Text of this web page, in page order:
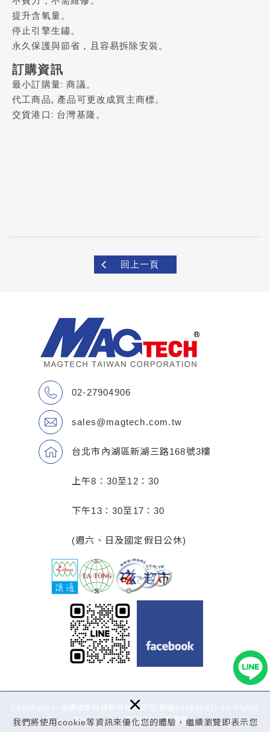
我們將使用cookie等資訊來優化您的體驗，繼續瀏覽即表示您
×
提升含氧量。
停止引擎生鏽。
永久保護與節省，且容易拆除安裝。
訂購資訊
最小訂購量: 商議。
代工商品, 產品可更改成買主商標。
交貨港口: 台灣基隆。
回上一頁
02-27904906
sales@magtech.com.tw
台北市內湖區新湖三路168號3樓
上午8：30至12：30
下午13：30至17：30
(週六、日及國定假日公休)
Copyright © 磁通磁性科技股份有限公司(統編86484692) All Rights
Reserved.
網站設計：新視野